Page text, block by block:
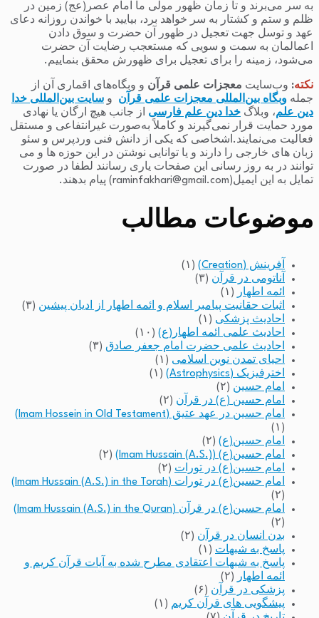
به سر می‌برند و تا زمان ظهور مولی ما امام عصر(عج) زمین در
ظلم و ستم و کشتار به سر خواهد برد، بیایید با خواندن روزانه دعای
عهد و توسل جهت تعجیل در ظهور آن حضرت و سوق دادن
اعمالمان به سمت و سویی که مستعجب رضایت آن حضرت
می‌شود، زمینه را برای تعجیل برای ظهورش محقق بنماییم.
نکته: وب‌سایت معجزات علمی قرآن و وبگاه‌های اقماری آن از
جمله وبگاه بین‌المللی معجزات علمی قرآن و سایت بین‌المللی خدا
دین علم، وبلاگ خدا دین علم فارسی از جانب هیچ ارگان یا نهادی
مورد حمایت قرار نمی‌گیرند و کاملاً به‌صورت غیرانتفاعی و مستقل
فعالیت می‌نمایند.اشخاصی که یکی از دانش فنی وردپرس و سئو
زبان های خارجی را دارند و یا توانایی نوشتن در این حوزه ها و می
توانند در به روز رسانی این صفحات یاری رسانند لطفا در صورت
تمایل به این ایمیل(raminfakhari@gmail.com) پیام بدهند.
موضوعات مطالب
آفرینش (Creation)
(۱)
آناتومی در قرآن (۳)
ائمه اطهار
(۱)
اثبات حقانیت پیامبر اسلام و ائمه اطهار از ادیان پیشین (۳)
احادیث پزشکی (۱)
احادیث علمی ائمه اطهار(ع) (۱۰)
احادیث علمی حضرت امام جعفر صادق (۳)
احیای تمدن نوین اسلامی (۱)
اخترفیزیک (Astrophysics)
(۱)
امام حسین (۲)
امام حسین (ع) در قرآن (۲)
امام حسین در عهد عتیق (Imam Hossein in Old Testament)
(۱)
امام حسین(ع) (۲)
امام حسین(ع) (Imam Hussain (A.S.))
(۲)
امام حسین(ع) در تورات (۲)
امام حسین(ع) در تورات (Imam Hussain (A.S.) in the Torah)
(۲)
امام حسین(ع) در قرآن (Imam Hussain (A.S.) in the Quran)
(۲)
بدن انسان در قرآن (۲)
پاسخ به شبهات (۱)
پاسخ به شبهات اعتقادی مطرح شده به آیات قرآن کریم و
ائمه اطهار
(۲)
پزشکی در قرآن (۶)
پیشگویی های قرآن کریم (۱)